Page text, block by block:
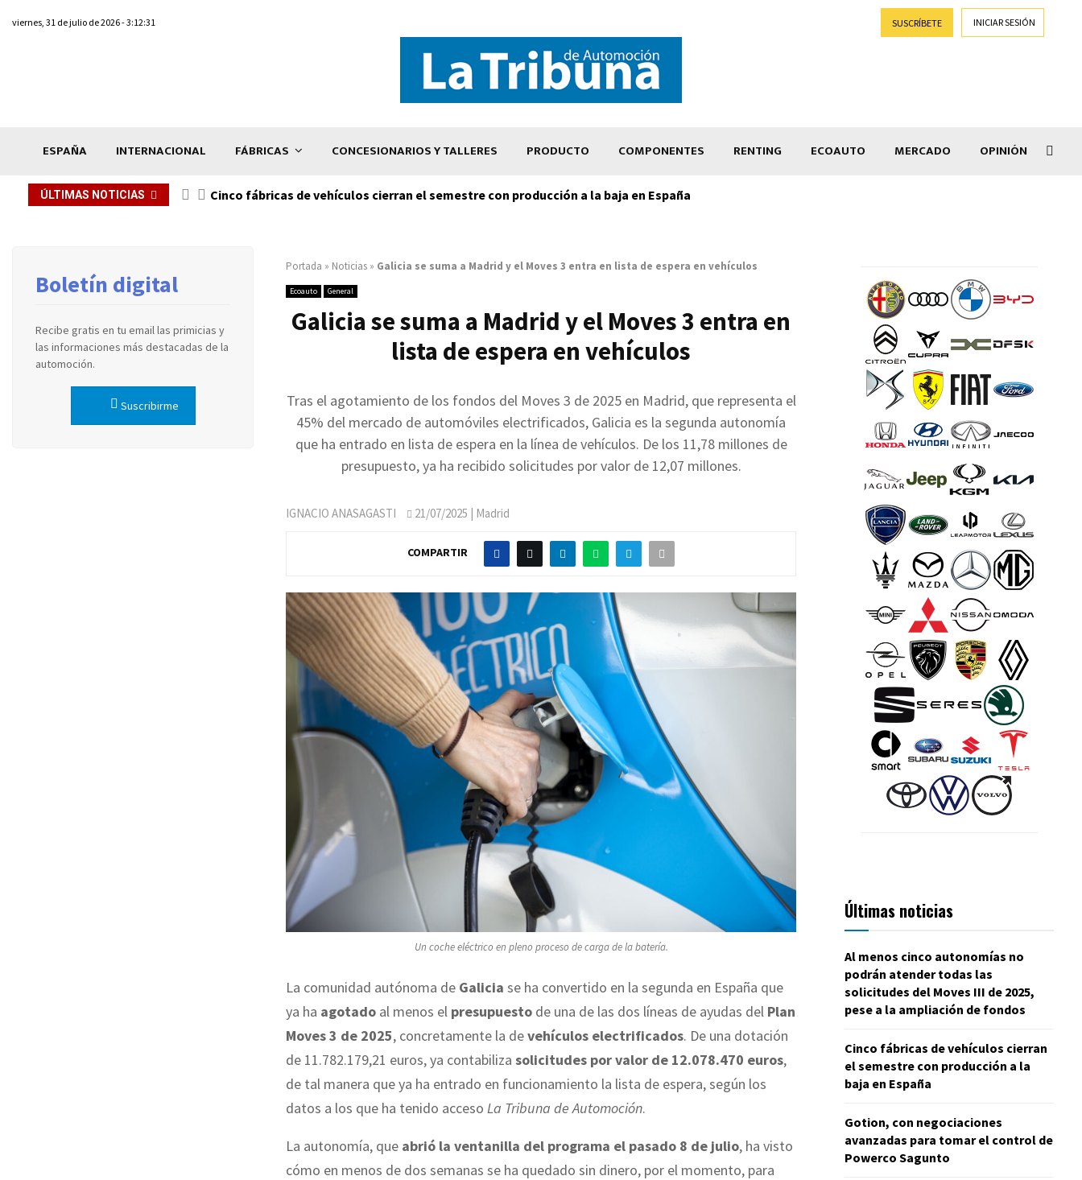
viernes, 31 de julio de 2026 - 3:12:31 SUSCRÍBETE INICIAR SESIÓN
ESPAÑA INTERNACIONAL FÁBRICAS CONCESIONARIOS Y TALLERES PRODUCTO COMPONENTES RENTING ECOAUTO MERCADO OPINIÓN
ÚLTIMAS NOTICIAS Cinco fábricas de vehículos cierran el semestre con producción a la baja en España
Portada » Noticias » Galicia se suma a Madrid y el Moves 3 entra en lista de espera en vehículos
Ecoauto General
Galicia se suma a Madrid y el Moves 3 entra en
lista de espera en vehículos
Tras el agotamiento de los fondos del Moves 3 de 2025 en Madrid, que representa el
45% del mercado de automóviles electrificados, Galicia es la segunda autonomía
que ha entrado en lista de espera en la línea de vehículos. De los 11,78 millones de
presupuesto, ya ha recibido solicitudes por valor de 12,07 millones.
IGNACIO ANASAGASTI 21/07/2025 | Madrid
COMPARTIR
Un coche eléctrico en pleno proceso de carga de la batería.
La comunidad autónoma de Galicia se ha convertido en la segunda en España que
ya ha agotado al menos el presupuesto de una de las dos líneas de ayudas del Plan
Moves 3 de 2025, concretamente la devehículos electrificados. De una dotación
de 11.782.179,21 euros, ya contabiliza solicitudes por valor de 12.078.470 euros,
de tal manera que ya ha entrado en funcionamiento la lista de espera, según los
datos a los que ha tenido acceso La Tribuna de Automoción.
La autonomía, que abrió la ventanilla del programa el pasado 8 de julio, ha visto
cómo en menos de dos semanas se ha quedado sin dinero, por el momento, para
Boletín digital
Recibe gratis en tu email las primicias y
las informaciones más destacadas de la
automoción.
Suscribirme
Últimas noticias
Al menos cinco autonomías no
podrán atender todas las
solicitudes del Moves III de 2025,
pese a la ampliación de fondos
Cinco fábricas de vehículos cierran
el semestre con producción a la
baja en España
Gotion, con negociaciones
avanzadas para tomar el control de
Powerco Sagunto